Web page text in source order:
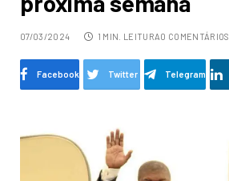
07/03/2024 1 MIN. LEITURA0 COMENTÁRIOS
Facebook Twitter Telegram